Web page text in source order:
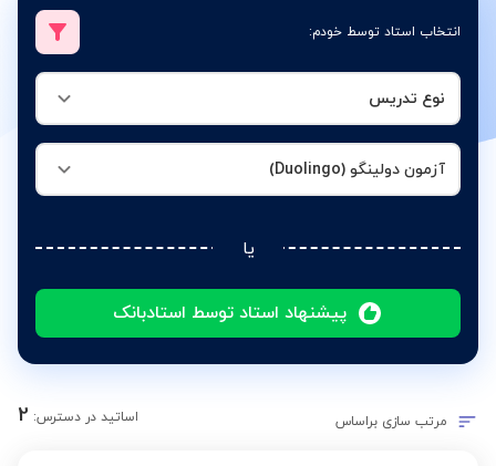
انتخاب استاد توسط خودم:
نوع تدریس
آزمون دولینگو (Duolingo)
یا
پیشنهاد استاد توسط استادبانک
مرتب سازی براساس اساتید در دسترس: 2